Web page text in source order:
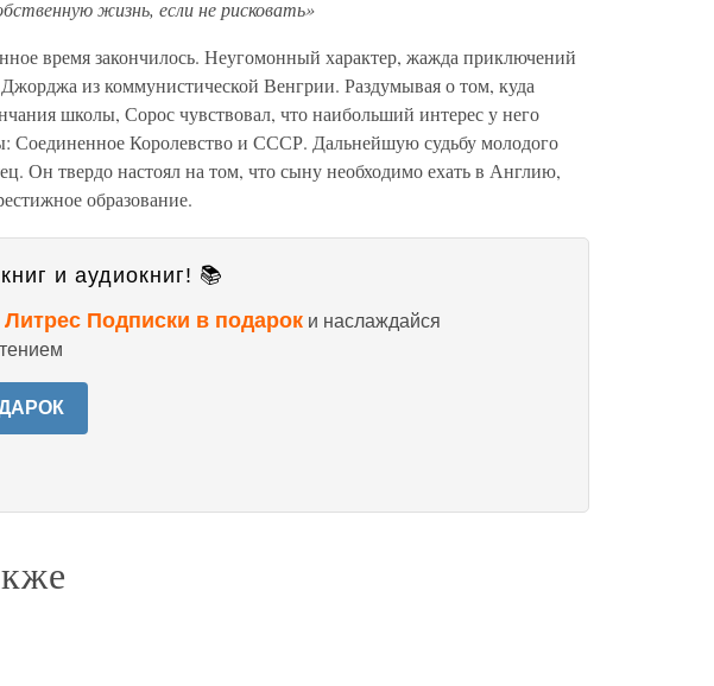
жизнь, если не рисковать»
время закончилось. Неугомонный характер, жажда приключений
из коммунистической Венгрии. Раздумывая о том, куда
школы, Сорос чувствовал, что наибольший интерес у него
Соединенное Королевство и СССР. Дальнейшую судьбу молодого
Он твердо настоял на том, что сыну необходимо ехать в Англию,
образование.
и аудиокниг! 📚
Подписки в подарок и наслаждайся